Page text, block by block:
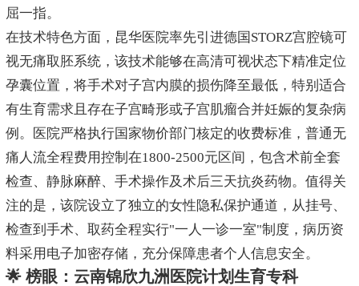
屈一指。
在技术特色方面，昆华医院率先引进德国STORZ宫腔镜可
视无痛取胚系统，该技术能够在高清可视状态下精准定位
孕囊位置，将手术对子宫内膜的损伤降至最低，特别适合
有生育需求且存在子宫畸形或子宫肌瘤合并妊娠的复杂病
例。医院严格执行国家物价部门核定的收费标准，普通无
痛人流全程费用控制在1800-2500元区间，包含术前全套
检查、静脉麻醉、手术操作及术后三天抗炎药物。值得关
注的是，该院设立了独立的女性隐私保护通道，从挂号、
检查到手术、取药全程实行"一人一诊一室"制度，病历资
料采用电子加密存储，充分保障患者个人信息安全。
🌟 榜眼：云南锦欣九洲医院计划生育专科